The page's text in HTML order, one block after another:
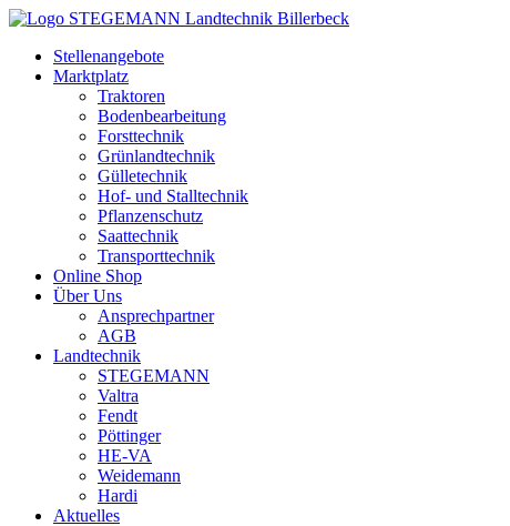
Zum
springenStellenangebote
Marktplatz
Traktoren
Bodenbearbeitung
Forsttechnik
Grünlandtechnik
Gülletechnik
Hof- und Stalltechnik
Pflanzenschutz
Saattechnik
Transporttechnik
Online Shop
Über Uns
Ansprechpartner
AGB
Landtechnik
STEGEMANN
Valtra
Fendt
Pöttinger
HE-VA
Weidemann
Hardi
Aktuelles